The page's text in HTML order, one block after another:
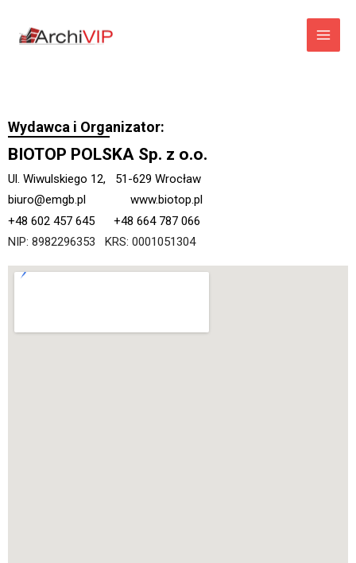
Wydawca i Organizator:
BIOTOP POLSKA Sp. z o.o.
Ul. Wiwulskiego 12, 51-629 Wrocław
biuro@emgb.pl www.biotop.pl
+48 602 457 645 +48 664 787 066
NIP: 8982296353 KRS: 0001051304